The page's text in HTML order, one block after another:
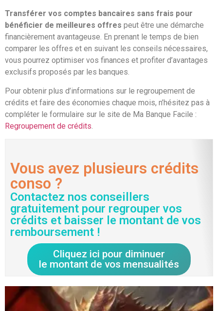
Transférer vos comptes bancaires sans frais pour
bénéficier de meilleures offres peut être une démarche
financièrement avantageuse. En prenant le temps de bien
comparer les offres et en suivant les conseils nécessaires,
vous pourrez optimiser vos finances et profiter d’avantages
exclusifs proposés par les banques.
Pour obtenir plus d’informations sur le regroupement de
crédits et faire des économies chaque mois, n’hésitez pas à
compléter le formulaire sur le site de Ma Banque Facile :
Regroupement de crédits
Vous avez plusieurs crédits
conso ?
Contactez nos conseillers
gratuitement pour regrouper vos
crédits et baisser le montant de vos
remboursement !
Cliquez ici pour diminuer
le montant de vos mensualités